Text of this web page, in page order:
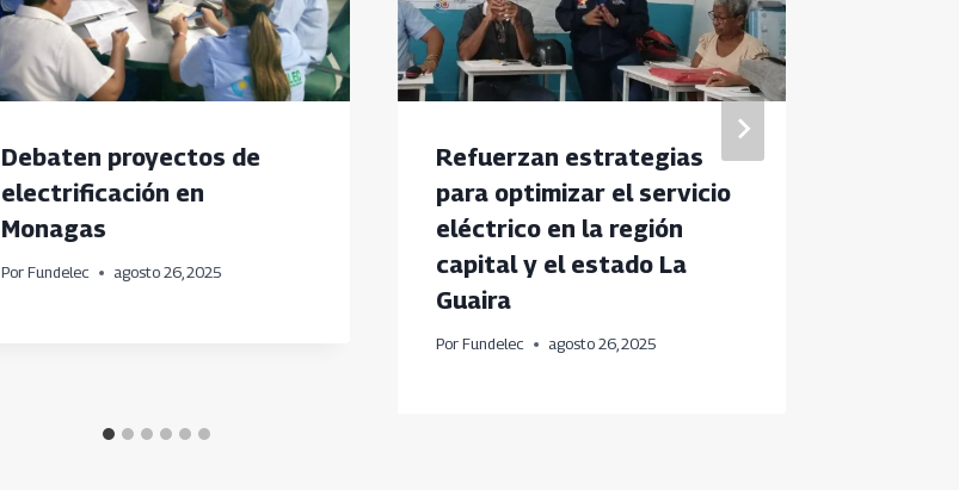
Debaten proyectos de
electrificación en
Monagas
Por Fundelec agosto 26, 2025
Refuerzan estrategias
para optimizar el servicio
eléctrico en la región
capital y el estado La
Guaira
Por Fundelec agosto 26, 2025